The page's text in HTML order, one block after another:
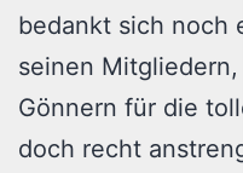
bedankt sich noch
seinen
Gönnern für die
doch recht